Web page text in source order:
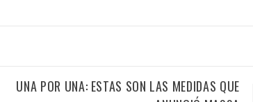
UNA POR UNA: ESTAS SON LAS MEDIDAS QUE